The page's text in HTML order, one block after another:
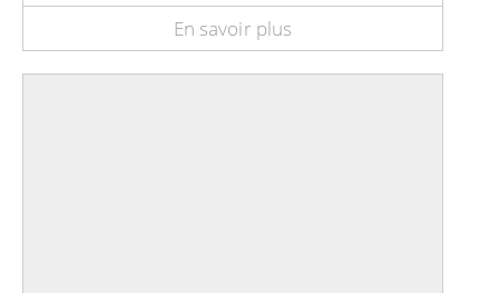
En savoir plus